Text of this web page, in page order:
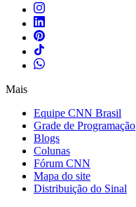
Mais
Equipe CNN Brasil
Grade de Programação
Blogs
Colunas
Fórum CNN
Mapa do site
Distribuição do Sinal